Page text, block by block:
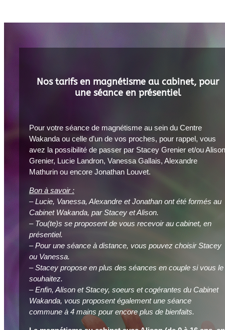
Nos tarifs en magnétisme au cabinet, pour
une séance en présentiel
Pour votre séance de magnétisme au sein du Centre
Wakanda ou celle d’un de vos proches, pour rappel, vous
avez la possibilité de passer par Stacey Grenier et/ou Alison
Grenier, Lucie Landron, Vanessa Gallais, Alexandre
Mathurin ou encore Jonathan Louvet.
Bon à savoir :
– Lucie, Vanessa, Alexandre et Jonathan ont été formés au
Cabinet Wakanda, par Stacey et Alison.
– Tou(te)s se proposent de vous recevoir au cabinet, en
présentiel.
– Pour une séance à distance, vous pouvez choisir Stacey
ou Vanessa.
– Stacey propose en plus des séances en couple si vous le
souhaitez.
– Enfin, Alison et Stacey, soeurs et cogérantes du Cabinet
Wakanda, vous proposent également une séance
commune à 4 mains pour encore plus de bienfaits.